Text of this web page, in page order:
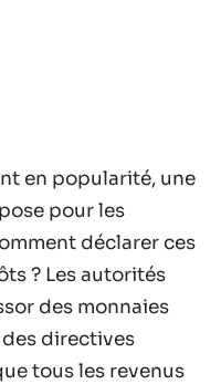
en popularité, une
pour les
déclarer ces
? Les autorités
des monnaies
directives
tous les revenus